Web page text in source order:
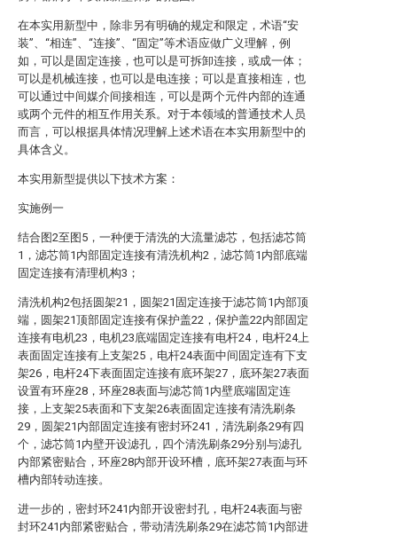
在本实用新型中，除非另有明确的规定和限定，术语“安
装”、“相连”、“连接”、“固定”等术语应做广义理解，例
如，可以是固定连接，也可以是可拆卸连接，或成一体；
可以是机械连接，也可以是电连接；可以是直接相连，也
可以通过中间媒介间接相连，可以是两个元件内部的连通
或两个元件的相互作用关系。对于本领域的普通技术人员
而言，可以根据具体情况理解上述术语在本实用新型中的
具体含义。
本实用新型提供以下技术方案：
实施例一
结合图2至图5，一种便于清洗的大流量滤芯，包括滤芯筒
1，滤芯筒1内部固定连接有清洗机构2，滤芯筒1内部底端
固定连接有清理机构3；
清洗机构2包括圆架21，圆架21固定连接于滤芯筒1内部顶
端，圆架21顶部固定连接有保护盖22，保护盖22内部固定
连接有电机23，电机23底端固定连接有电杆24，电杆24上
表面固定连接有上支架25，电杆24表面中间固定连有下支
架26，电杆24下表面固定连接有底环架27，底环架27表面
设置有环座28，环座28表面与滤芯筒1内壁底端固定连
接，上支架25表面和下支架26表面固定连接有清洗刷条
29，圆架21内部固定连接有密封环241，清洗刷条29有四
个，滤芯筒1内壁开设滤孔，四个清洗刷条29分别与滤孔
内部紧密贴合，环座28内部开设环槽，底环架27表面与环
槽内部转动连接。
进一步的，密封环241内部开设密封孔，电杆24表面与密
封环241内部紧密贴合，带动清洗刷条29在滤芯筒1内部进